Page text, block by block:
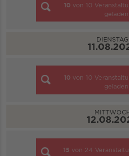
10 von 10
geladen
DIENSTAG
10 von 10
geladen
15 von 24